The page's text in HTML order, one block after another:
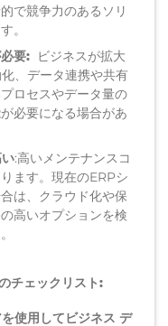
で競争力のあるソリ
。
要: ビジネスが拡大
、データ連携や共有
ロセスやデータ量の
必要になる場合があ
:高いメンテナンスコ
ます。現在のERPシ
は、 クラウド化や保
高いオプションを検
。
チェックリスト:
使用してビジネス デ